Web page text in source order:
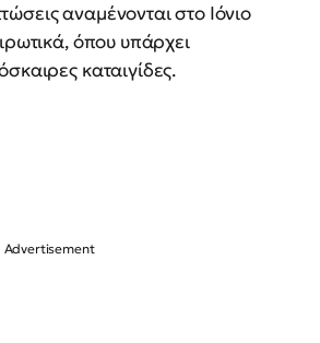
αναμένονται στο Ιόνιο
όπου υπάρχει
καταιγίδες.